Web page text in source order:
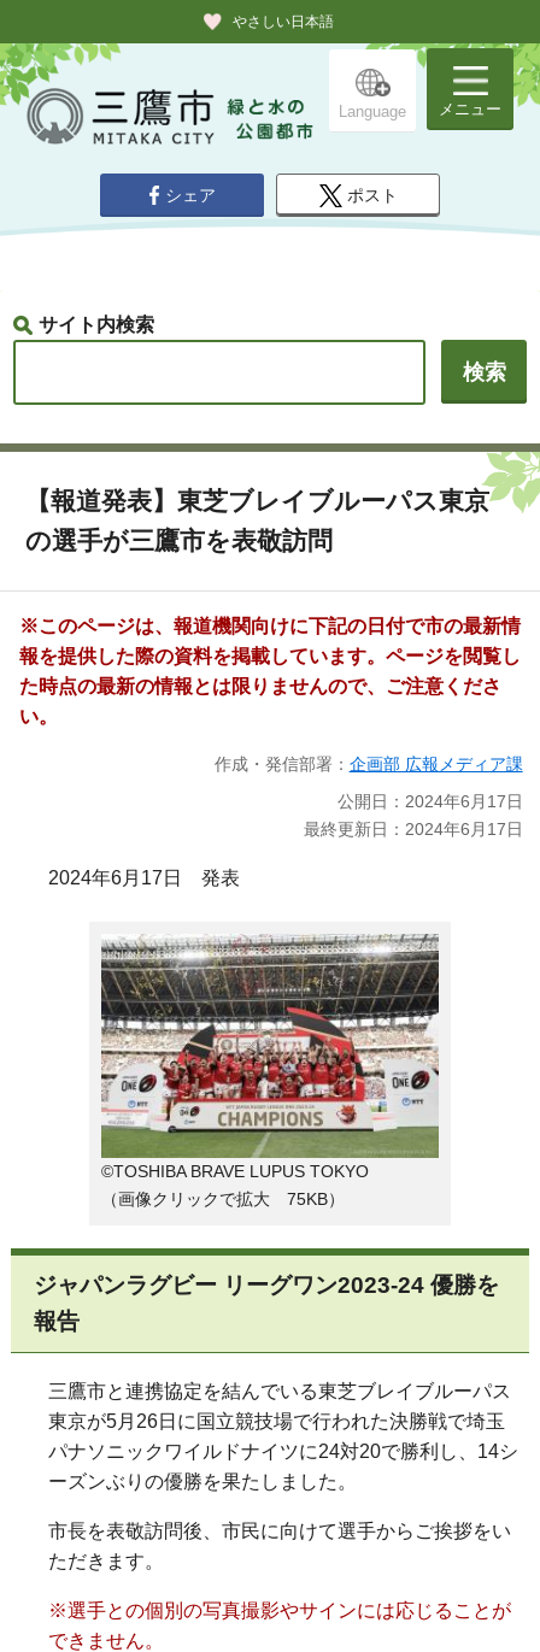
やさしい日本語
Language メニュー
シェア ポスト
サイト内検索
【報道発表】東芝ブレイブルーパス東京
の選手が三鷹市を表敬訪問
※このページは、報道機関向けに下記の日付で市の最新情
報を提供した際の資料を掲載しています。ページを閲覧し
た時点の最新の情報とは限りませんので、ご注意くださ
い。
作成・発信部署： 企画部 広報メディア課
公開日：2024年6月17日
最終更新日：2024年6月17日
2024年6月17日 発表
©TOSHIBA BRAVE LUPUS TOKYO
（画像クリックで拡大 75KB）
ジャパンラグビー リーグワン2023-24 優勝を
報告
三鷹市と連携協定を結んでいる東芝ブレイブルーパス
東京が5月26日に国立競技場で行われた決勝戦で埼玉
パナソニックワイルドナイツに24対20で勝利し、14シ
ーズンぶりの優勝を果たしました。
市長を表敬訪問後、市民に向けて選手からご挨拶をい
ただきます。
※選手との個別の写真撮影やサインには応じることが
できません。